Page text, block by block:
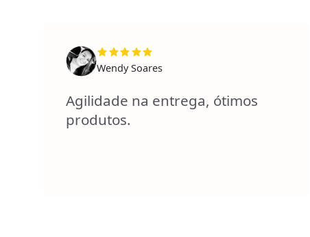
Wendy Soares
Agilidade na entrega, ótimos
produtos.